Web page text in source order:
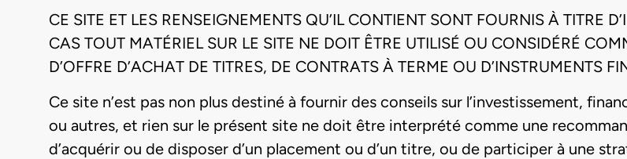
CE SITE ET LES RENSEIGNEMENTS QU’IL CONTIENT SONT FOURNIS À TITRE
CAS TOUT MATÉRIEL SUR LE SITE NE DOIT ÊTRE UTILISÉ OU CONSIDÉRÉ
D’OFFRE D’ACHAT DE TITRES, DE CONTRATS À TERME OU D’INSTRUMENTS
Ce site n’est pas non plus destiné à fournir des conseils sur l’investissement,
ou autres, et rien sur le présent site ne doit être interprété comme une
d’acquérir ou de disposer d’un placement ou d’un titre, ou de participer à une